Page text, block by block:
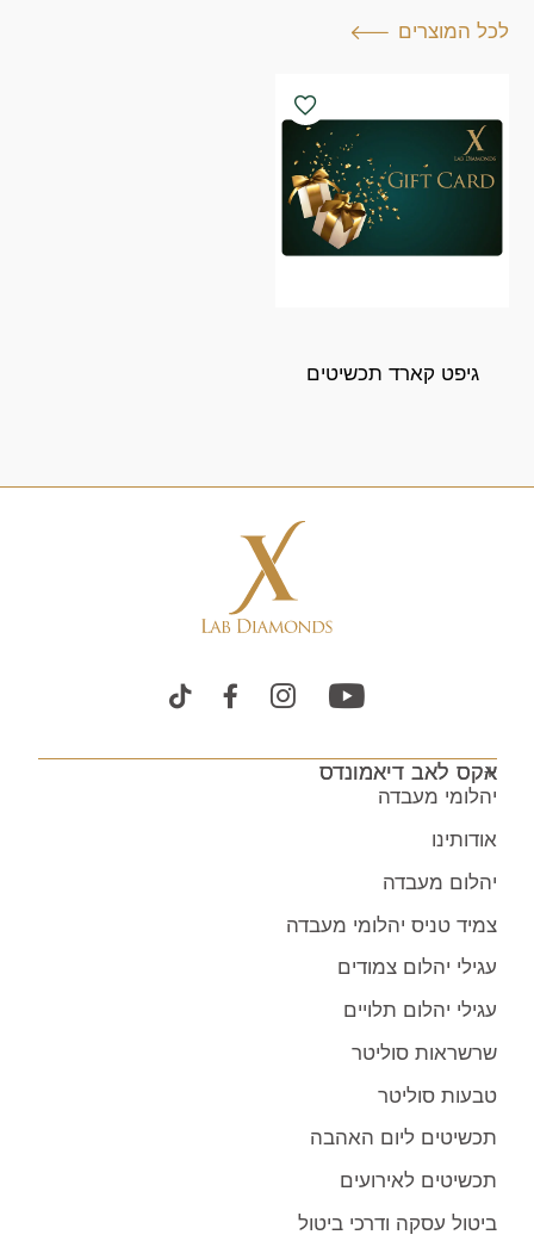
לכל המוצרים
גיפט קארד תכשיטים
אקס לאב דיאמונדס
יהלומי מעבדה
אודותינו
יהלום מעבדה
צמיד טניס יהלומי מעבדה
עגילי יהלום צמודים
עגילי יהלום תלויים
שרשראות סוליטר
טבעות סוליטר
תכשיטים ליום האהבה
תכשיטים לאירועים
ביטול עסקה ודרכי ביטול